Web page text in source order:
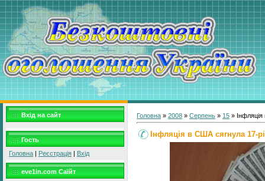
Вхід на сайт
Гость
Головна | Реєстрація | Вхід
eve1in.com Саїйт
Головна » 2008 » Серпень » 15 »
Інфляція в США сягнула 17-